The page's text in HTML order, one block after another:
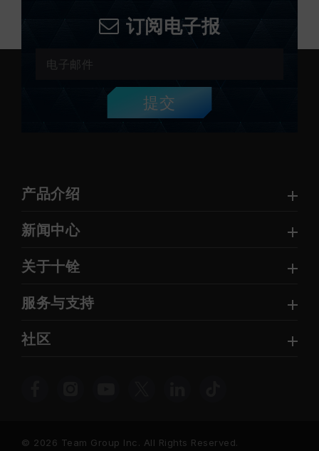
订阅电子报
提交
产品介绍
新闻中心
关于十铨
服务与支持
社区
© 2026 Team Group Inc. All Rights Reserved.